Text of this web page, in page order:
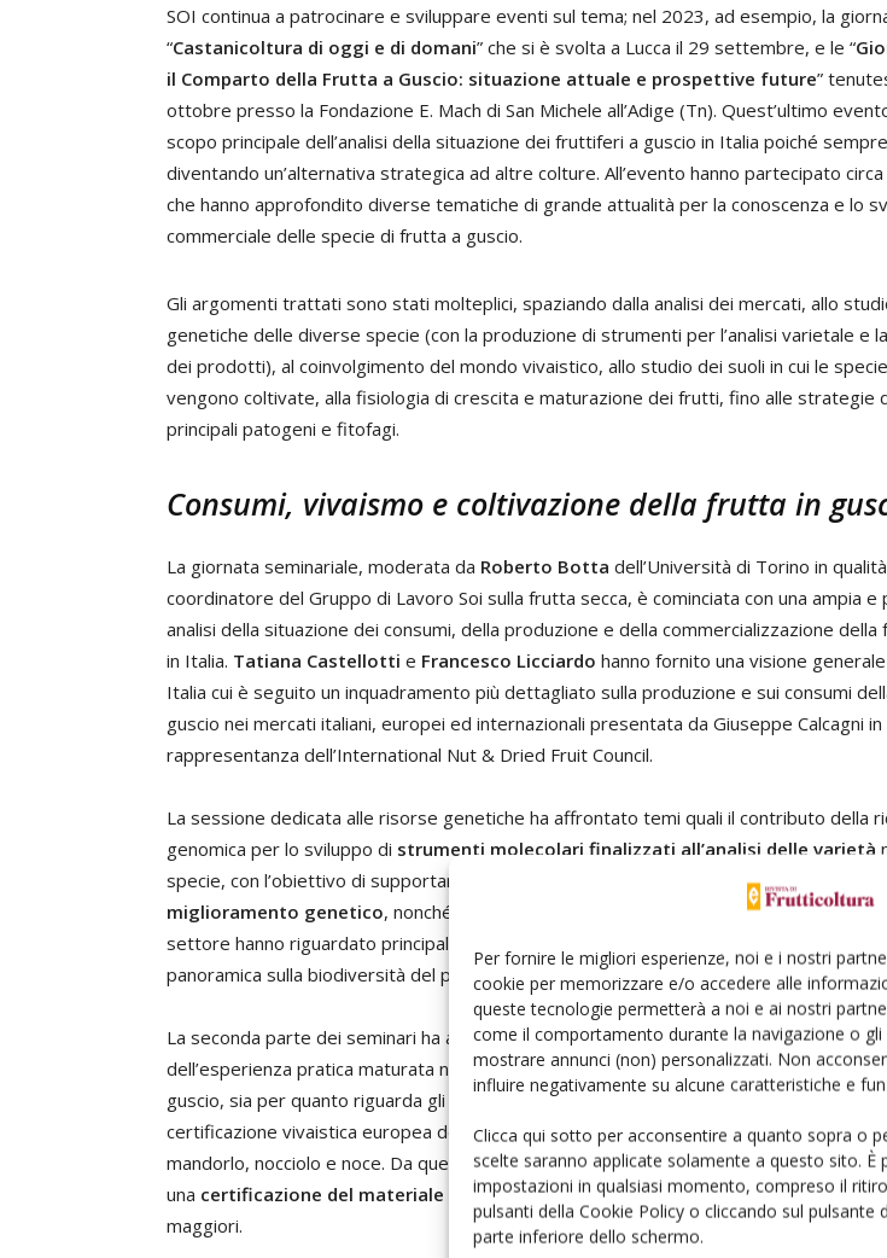
Per fornire le migliori esperienze, noi e i nostri
cookie per memorizzare e/o accedere alle
queste tecnologie permetterà a noi e ai nostri
come il comportamento durante la navigazione o
mostrare annunci (non) personalizzati. Non
influire negativamente su alcune caratteristiche e
Clicca qui sotto per acconsentire a quanto sopra o
scelte saranno applicate solamente a questo sito. È
impostazioni in qualsiasi momento, compreso il
pulsanti della Cookie Policy o cliccando sul pulsante
parte inferiore dello schermo.
SOI continua a patrocinare e sviluppare eventi sul tema; nel 2023, ad esempio, la
“Castanicoltura di oggi e di domani” che si è svolta a Lucca il 29 settembre, e le “
il Comparto della Frutta a Guscio: situazione attuale e prospettive future”
ottobre presso la Fondazione E. Mach di San Michele all’Adige (Tn). Quest’ultimo
scopo principale dell’analisi della situazione dei fruttiferi a guscio in Italia poiché
diventando un’alternativa strategica ad altre colture. All’evento hanno partecipato
che hanno approfondito diverse tematiche di grande attualità per la conoscenza e lo
commerciale delle specie di frutta a guscio.
Gli argomenti trattati sono stati molteplici, spaziando dalla analisi dei mercati, allo
genetiche delle diverse specie (con la produzione di strumenti per l’analisi varietale e
dei prodotti), al coinvolgimento del mondo vivaistico, allo studio dei suoli in cui le
vengono coltivate, alla fisiologia di crescita e maturazione dei frutti, fino alle strategie
principali patogeni e fitofagi.
Consumi, vivaismo e coltivazione della frutta in
La giornata seminariale, moderata da Roberto Botta dell’Università di Torino in
coordinatore del Gruppo di Lavoro Soi sulla frutta secca, è cominciata con una ampia e
analisi della situazione dei consumi, della produzione e della commercializzazione della
in Italia. Tatiana Castellotti e Francesco Licciardo hanno fornito una visione
Italia cui è seguito un inquadramento più dettagliato sulla produzione e sui consumi
guscio nei mercati italiani, europei ed internazionali presentata da Giuseppe Calcagni in
rappresentanza dell’International Nut & Dried Fruit Council.
La sessione dedicata alle risorse genetiche ha affrontato temi quali il contributo della
genomica per lo sviluppo di strumenti molecolari finalizzati all’analisi delle varietà
specie, con l’obiettivo di supportare la
nella filiera vivaistica e
miglioramento genetico, nonché per favorire la tracciabilità dei prodotti. Gli interventi
settore hanno riguardato principalmente il castagno e noce; inoltre, è stata presentata
panoramica sulla biodiversità del pistacchio e su diversi aspetti della coltivazione di
La seconda parte dei seminari ha affrontato il settore delvivaismo, sia dal punto di
dell’esperienza pratica maturata nella micropropagazione di piante per la produzione
guscio, sia per quanto riguarda gli aspetti della conservazione e pre-moltiplicazione per
certificazione vivaistica europea del castagno e della qualificazione dei materiali di
mandorlo, nocciolo e noce. Da questa sessione è emersa chiaramente l’importanza
una certificazione del materiale vivaisticoche sia in linea con quanto è oggi
maggiori.